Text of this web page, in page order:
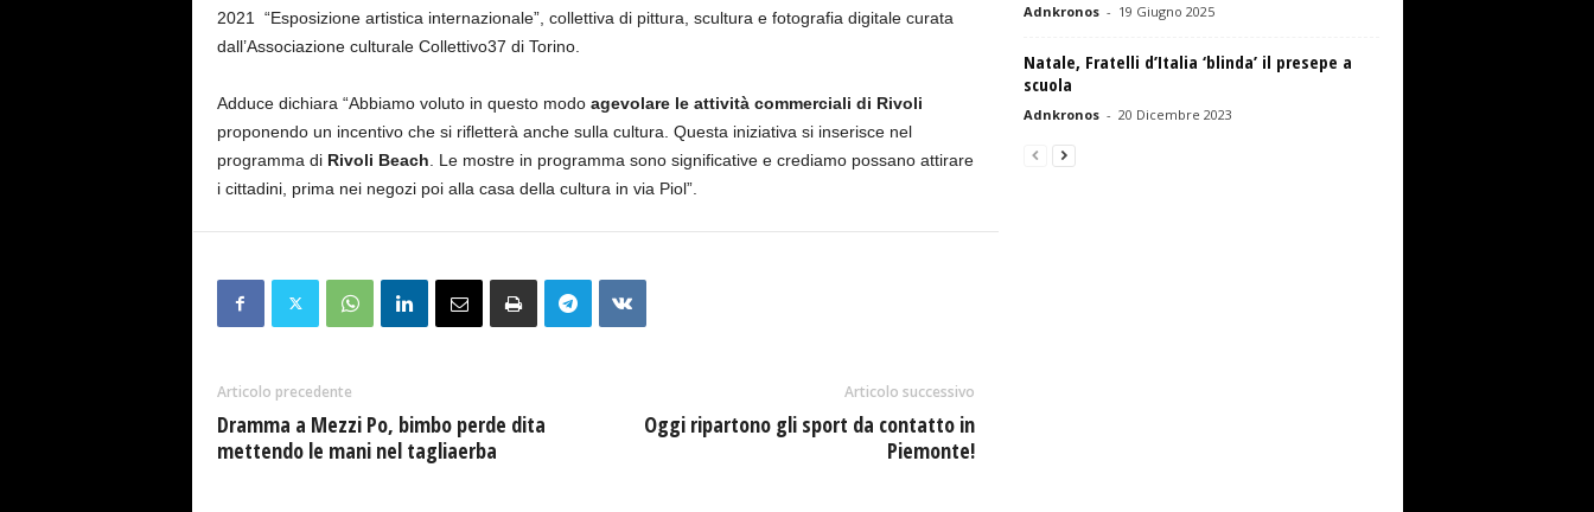
2021 “Esposizione artistica internazionale”, collettiva di pittura, scultura e fotografia digitale curata
dall’Associazione culturale Collettivo37 di Torino.
Adduce dichiara “Abbiamo voluto in questo modo agevolare le attività commerciali di Rivoli
proponendo un incentivo che si rifletterà anche sulla cultura. Questa iniziativa si inserisce nel
programma di Rivoli Beach . Le mostre in programma sono significative e crediamo possano attirare
i cittadini, prima nei negozi poi alla casa della cultura in via Piol”.
Articolo precedente
Dramma a Mezzi Po, bimbo perde dita
mettendo le mani nel tagliaerba
Articolo successivo
Oggi ripartono gli sport da contatto in
Piemonte!
Adnkronos - 19 Giugno 2025
Natale, Fratelli d’Italia ‘blinda’ il presepe a
scuola
Adnkronos - 20 Dicembre 2023